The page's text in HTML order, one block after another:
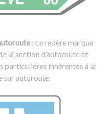
: ce repère marque
la section d’autoroute et
particulières inhérentes à la
sur autoroute.